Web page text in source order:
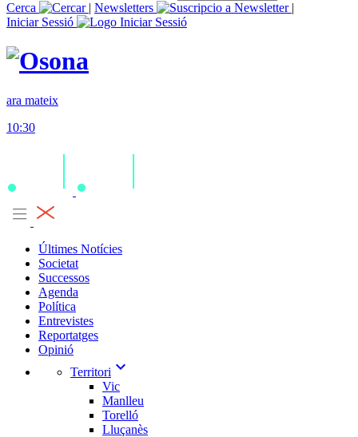
Cerca
| Newsletters
|
Iniciar Sessió
ara mateix
10:30
Últimes Notícies
Societat
Successos
Agenda
Política
Entrevistes
Reportatges
Opinió
Territori expand_more
Vic
Manlleu
Torelló
Lluçanès